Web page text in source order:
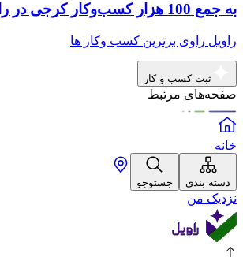
به جمع 100 هزار کسب‌وکار کرجی در راویل بپیوندید
راویل راوی برترین کسب وکار ها
ثبت کسب و کار
صفحه‌های مرتبط
خانه
دسته بندی جستوجو
نزدیک من